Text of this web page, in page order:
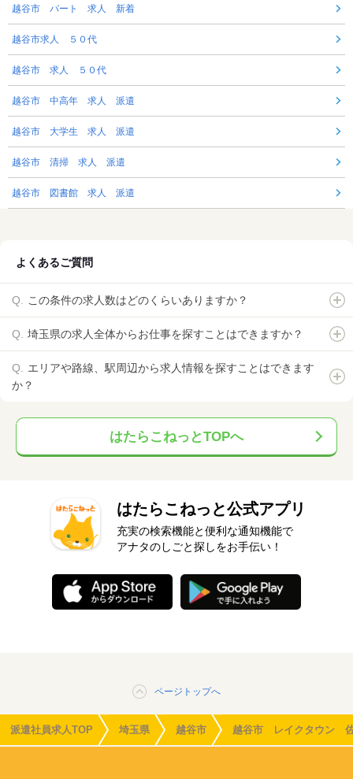
越谷市 パート 求人 新着
越谷市求人 ５０代
越谷市 求人 ５０代
越谷市 中高年 求人 派遣
越谷市 大学生 求人 派遣
越谷市 清掃 求人 派遣
越谷市 図書館 求人 派遣
よくあるご質問
この条件の求人数はどのくらいありますか？
埼玉県の求人全体からお仕事を探すことはできますか？
エリアや路線、駅周辺から求人情報を探すことはできます
か？
はたらこねっとTOPへ
はたらこねっと公式アプリ
充実の検索機能と便利な通知機能で
アナタのしごと探しをお手伝い！
ページトップへ
派遣社員求人TOP 埼玉県 越谷市 越谷市 レイクタウン